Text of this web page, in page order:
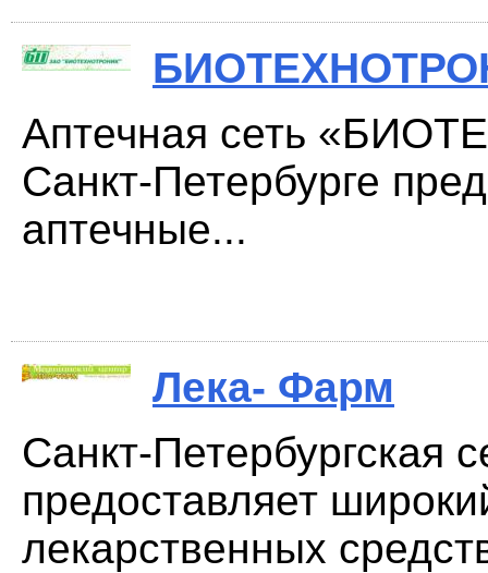
Аптечная сеть
Санкт-Петербурге
аптечные...
Лека- Фарм
Санкт-Петербургская
предоставляет
лекарственных